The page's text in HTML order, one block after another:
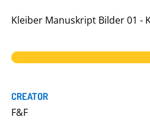
Kleiber Manuskript Bilder 01 -
CREATOR
F&F